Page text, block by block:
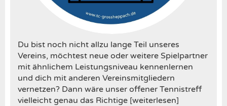
Du bist noch nicht allzu lange Teil unseres
Vereins, möchtest neue oder weitere Spielpartner
mit ähnlichem Leistungsniveau kennenlernen
und dich mit anderen Vereinsmitgliedern
vernetzen? Dann wäre unser offener Tennistreff
vielleicht genau das Richtige [weiterlesen]